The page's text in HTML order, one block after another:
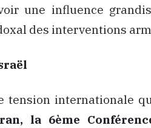
une influence
des interventions
tension internationale
la 6ème